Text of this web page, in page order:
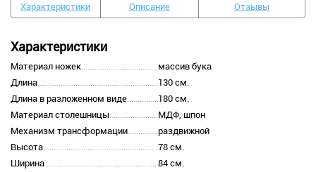
Характеристики Описание Отзывы
Характеристики
Материал ножек
массив бука
Длина
130 см.
Длина в разложенном виде
180 см.
Материал столешницы
МДФ, шпон
Механизм трансформации
раздвижной
Высота
78 см.
Ширина
84 см.